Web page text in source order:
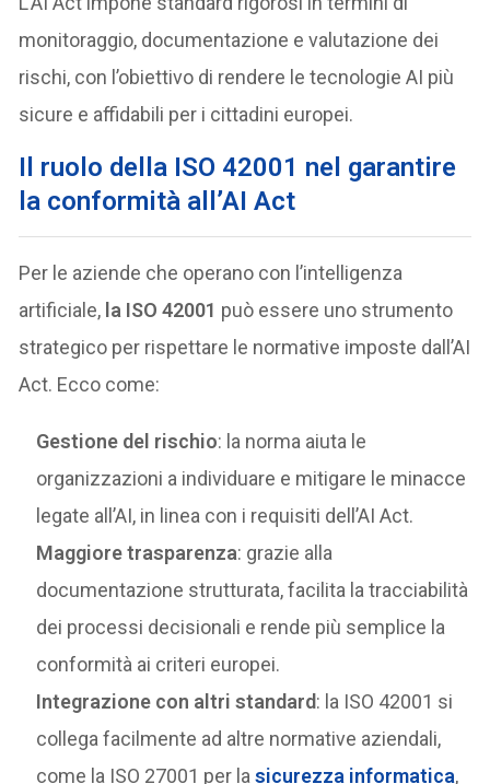
monitoraggio, documentazione e valutazione dei
rischi, con l’obiettivo di rendere le tecnologie AI più
sicure e affidabili per i cittadini europei.
Il ruolo della ISO 42001 nel garantire
la conformità all’AI Act
Per le aziende che operano con l’intelligenza
artificiale, la ISO 42001 può essere uno strumento
strategico per rispettare le normative imposte dall’AI
Act. Ecco come:
Gestione del rischio: la norma aiuta le
organizzazioni a individuare e mitigare le minacce
legate all’AI, in linea con i requisiti dell’AI Act.
Maggiore trasparenza: grazie alla
documentazione strutturata, facilita la tracciabilità
dei processi decisionali e rende più semplice la
conformità ai criteri europei.
Integrazione con altri standard: la ISO 42001 si
collega facilmente ad altre normative aziendali,
come la ISO 27001 per lasicurezza informatica,